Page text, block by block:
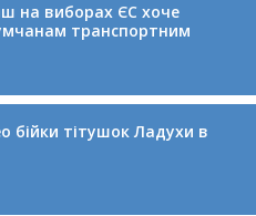
на виборах ЄС хоче
транспортним
бійки тітушок Ладухи в